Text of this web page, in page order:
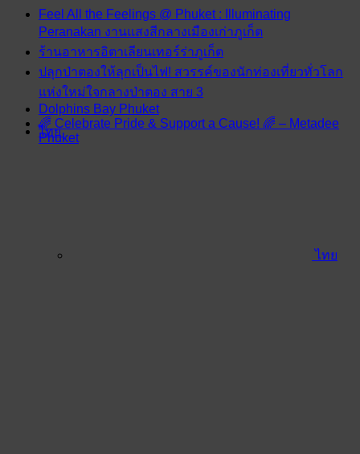
ไทย
ไทย
Feel All the Feelings @ Phuket : Illuminating
Peranakan งานแสงสีกลางเมืองเก่าภูเก็ต
ร้านอาหารอิตาเลียนเทอร์ร่าภูเก็ต
ปลุกป่าตองให้ลุกเป็นไฟ! สวรรค์ของนักท่องเที่ยวทั่วโลก
แห่งใหม่ใจกลางป่าตอง สาย 3
Dolphins Bay Phuket
🌈 Celebrate Pride & Support a Cause! 🌈 – Metadee
Phuket